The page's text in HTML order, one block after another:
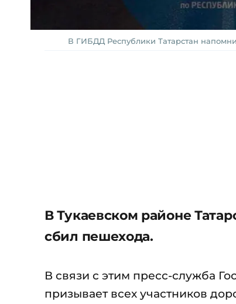
В ГИБДД Республики Татарстан
В Тукаевском районе
сбил пешехода.
В связи с этим пресс-служба
призывает всех участников